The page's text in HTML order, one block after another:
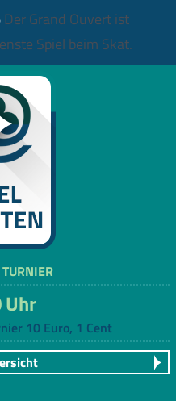
Der Grand Ouvert ist
Spiel beim Skat.
Uhr
10 Euro, 1 Cent